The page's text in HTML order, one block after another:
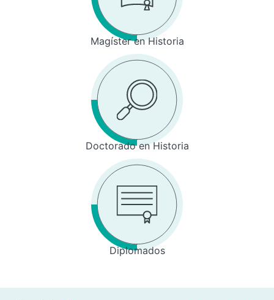
Magíster en Historia
Doctorado en Historia
Diplomados